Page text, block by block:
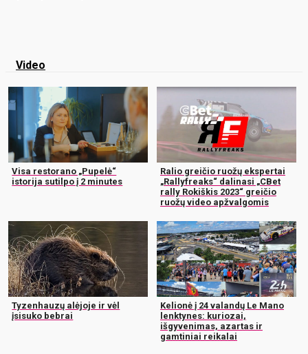
Video
Visa restorano „Pupelė“
istorija sutilpo į 2 minutes
Ralio greičio ruožų ekspertai
„Rallyfreaks“ dalinasi „CBet
rally Rokiškis 2023“ greičio
ruožų video apžvalgomis
Tyzenhauzų alėjoje ir vėl
įsisuko bebrai
Kelionė į 24 valandų Le Mano
lenktynes: kuriozai,
išgyvenimas, azartas ir
gamtiniai reikalai